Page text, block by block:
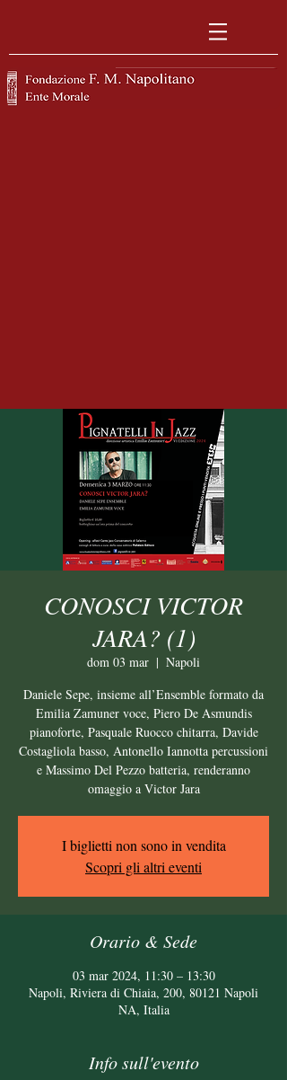
CONOSCI VICTOR
JARA? (1)
dom 03 mar
  |
Napoli
Daniele Sepe, insieme all’Ensemble formato da
Emilia Zamuner voce, Piero De Asmundis
pianoforte, Pasquale Ruocco chitarra, Davide
Costagliola basso, Antonello Iannotta percussioni
e Massimo Del Pezzo batteria, renderanno
omaggio a Victor Jara
I biglietti non sono in vendita
Scopri gli altri eventi
Orario & Sede
03 mar 2024, 11:30 – 13:30
Napoli, Riviera di Chiaia, 200, 80121 Napoli
NA, Italia
Info sull'evento